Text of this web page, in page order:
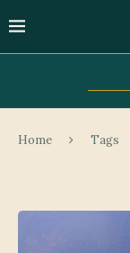
Home Tags